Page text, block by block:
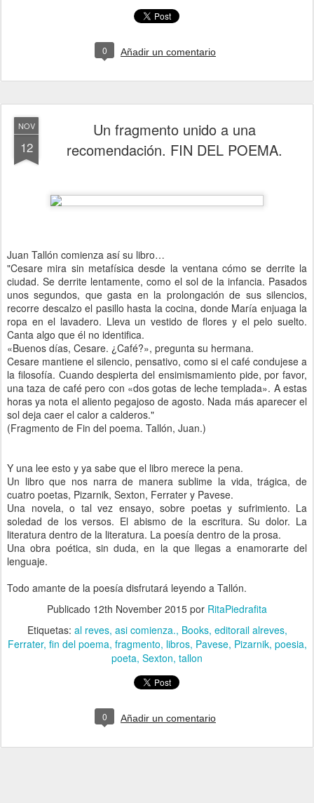
0 Añadir un comentario
NOV
12
Un fragmento unido a una
recomendación. FIN DEL POEMA.
Juan Tallón comienza así su libro…
"Cesare mira sin metafísica desde la ventana cómo se derrite la
ciudad. Se derrite lentamente, como el sol de la infancia. Pasados
unos segundos, que gasta en la prolongación de sus silencios,
recorre descalzo el pasillo hasta la cocina, donde María enjuaga la
ropa en el lavadero. Lleva un vestido de flores y el pelo suelto.
Canta algo que él no identifica.
«Buenos días, Cesare. ¿Café?», pregunta su hermana.
Cesare mantiene el silencio, pensativo, como si el café condujese a
la filosofía. Cuando despierta del ensimismamiento pide, por favor,
una taza de café pero con «dos gotas de leche templada». A estas
horas ya nota el aliento pegajoso de agosto. Nada más aparecer el
sol deja caer el calor a calderos."
(Fragmento de Fin del poema. Tallón, Juan.)
Y una lee esto y ya sabe que el libro merece la pena.
Un libro que nos narra de manera sublime la vida, trágica, de
cuatro poetas, Pizarnik, Sexton, Ferrater y Pavese.
Una novela, o tal vez ensayo, sobre poetas y sufrimiento. La
soledad de los versos. El abismo de la escritura. Su dolor. La
literatura dentro de la literatura. La poesía dentro de la prosa.
Una obra poética, sin duda, en la que llegas a enamorarte del
lenguaje.
Todo amante de la poesía disfrutará leyendo a Tallón.
Publicado 12th November 2015 por RitaPiedrafita
Etiquetas: al reves asi comienza. Books editorail alreves
Ferrater fin del poema fragmento libros Pavese Pizarnik poesia
poeta Sexton tallon
0 Añadir un comentario